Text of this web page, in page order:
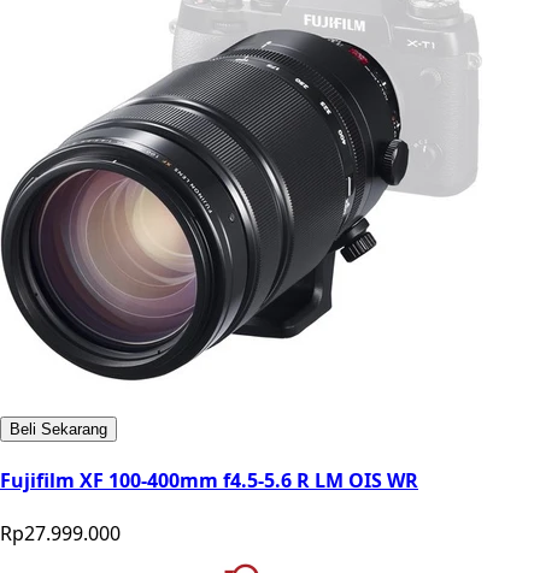
Beli Sekarang
Fujifilm XF 100-400mm f4.5-5.6 R LM OIS WR
Rp27.999.000